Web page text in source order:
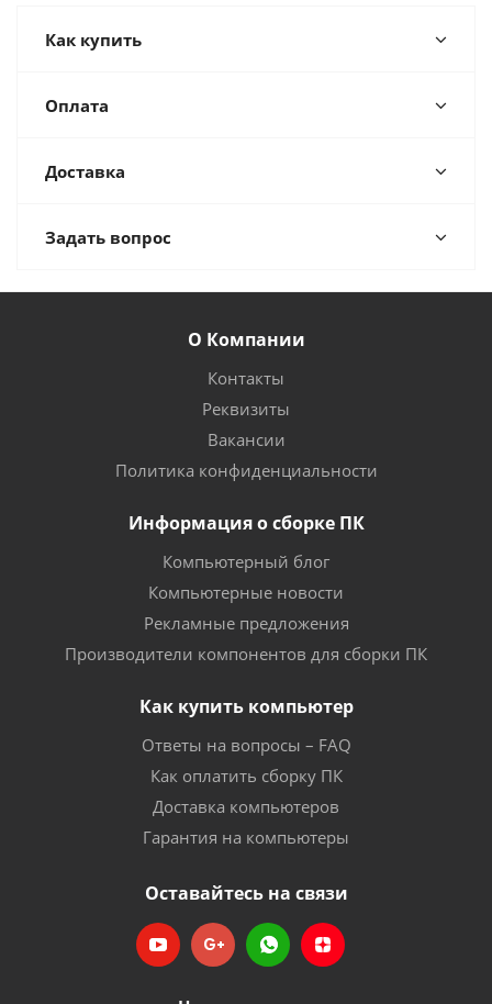
Как купить
Оплата
Доставка
Задать вопрос
О Компании
Контакты
Реквизиты
Вакансии
Политика конфиденциальности
Информация о сборке ПК
Компьютерный блог
Компьютерные новости
Рекламные предложения
Производители компонентов для сборки ПК
Как купить компьютер
Ответы на вопросы – FAQ
Как оплатить сборку ПК
Доставка компьютеров
Гарантия на компьютеры
Оставайтесь на связи